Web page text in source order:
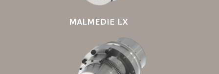
MALMEDIE LX